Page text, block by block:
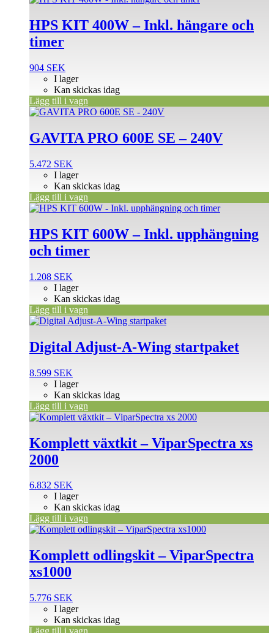
HPS KIT 400W – Inkl. hängare och
timer
904 SEK
I lager
Kan skickas idag
Lägg till i vagn
GAVITA PRO 600E SE – 240V
5.472 SEK
I lager
Kan skickas idag
Lägg till i vagn
HPS KIT 600W – Inkl. upphängning
och timer
1.208 SEK
I lager
Kan skickas idag
Lägg till i vagn
Digital Adjust-A-Wing startpaket
8.599 SEK
I lager
Kan skickas idag
Lägg till i vagn
Komplett växtkit – ViparSpectra xs
2000
6.832 SEK
I lager
Kan skickas idag
Lägg till i vagn
Komplett odlingskit – ViparSpectra
xs1000
5.776 SEK
I lager
Kan skickas idag